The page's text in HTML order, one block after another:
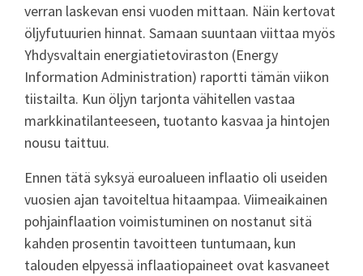
verran laskevan ensi vuoden mittaan. Näin kertovat
öljyfutuurien hinnat. Samaan suuntaan viittaa myös
Yhdysvaltain energiatietoviraston (Energy
Information Administration) raportti tämän viikon
tiistailta. Kun öljyn tarjonta vähitellen vastaa
markkinatilanteeseen, tuotanto kasvaa ja hintojen
nousu taittuu.
Ennen tätä syksyä euroalueen inflaatio oli useiden
vuosien ajan tavoiteltua hitaampaa. Viimeaikainen
pohjainflaation voimistuminen on nostanut sitä
kahden prosentin tavoitteen tuntumaan, kun
talouden elpyessä inflaatiopaineet ovat kasvaneet